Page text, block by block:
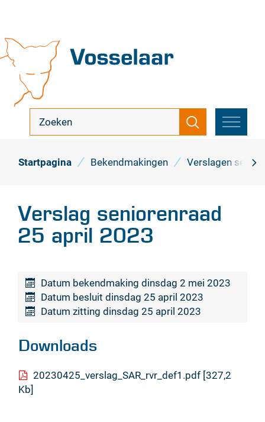
inhoud
Vosselaar
zoek
Zoeken
MENU
Startpagina Bekendmakingen Verslagen
Verslag seniorenraad
25 april 2023
Datum bekendmaking dinsdag 2 mei 2023
Datum besluit dinsdag 25 april 2023
Datum zitting dinsdag 25 april 2023
Downloads
20230425_verslag_SAR_rvr_def1.pdf 327,2
Kb